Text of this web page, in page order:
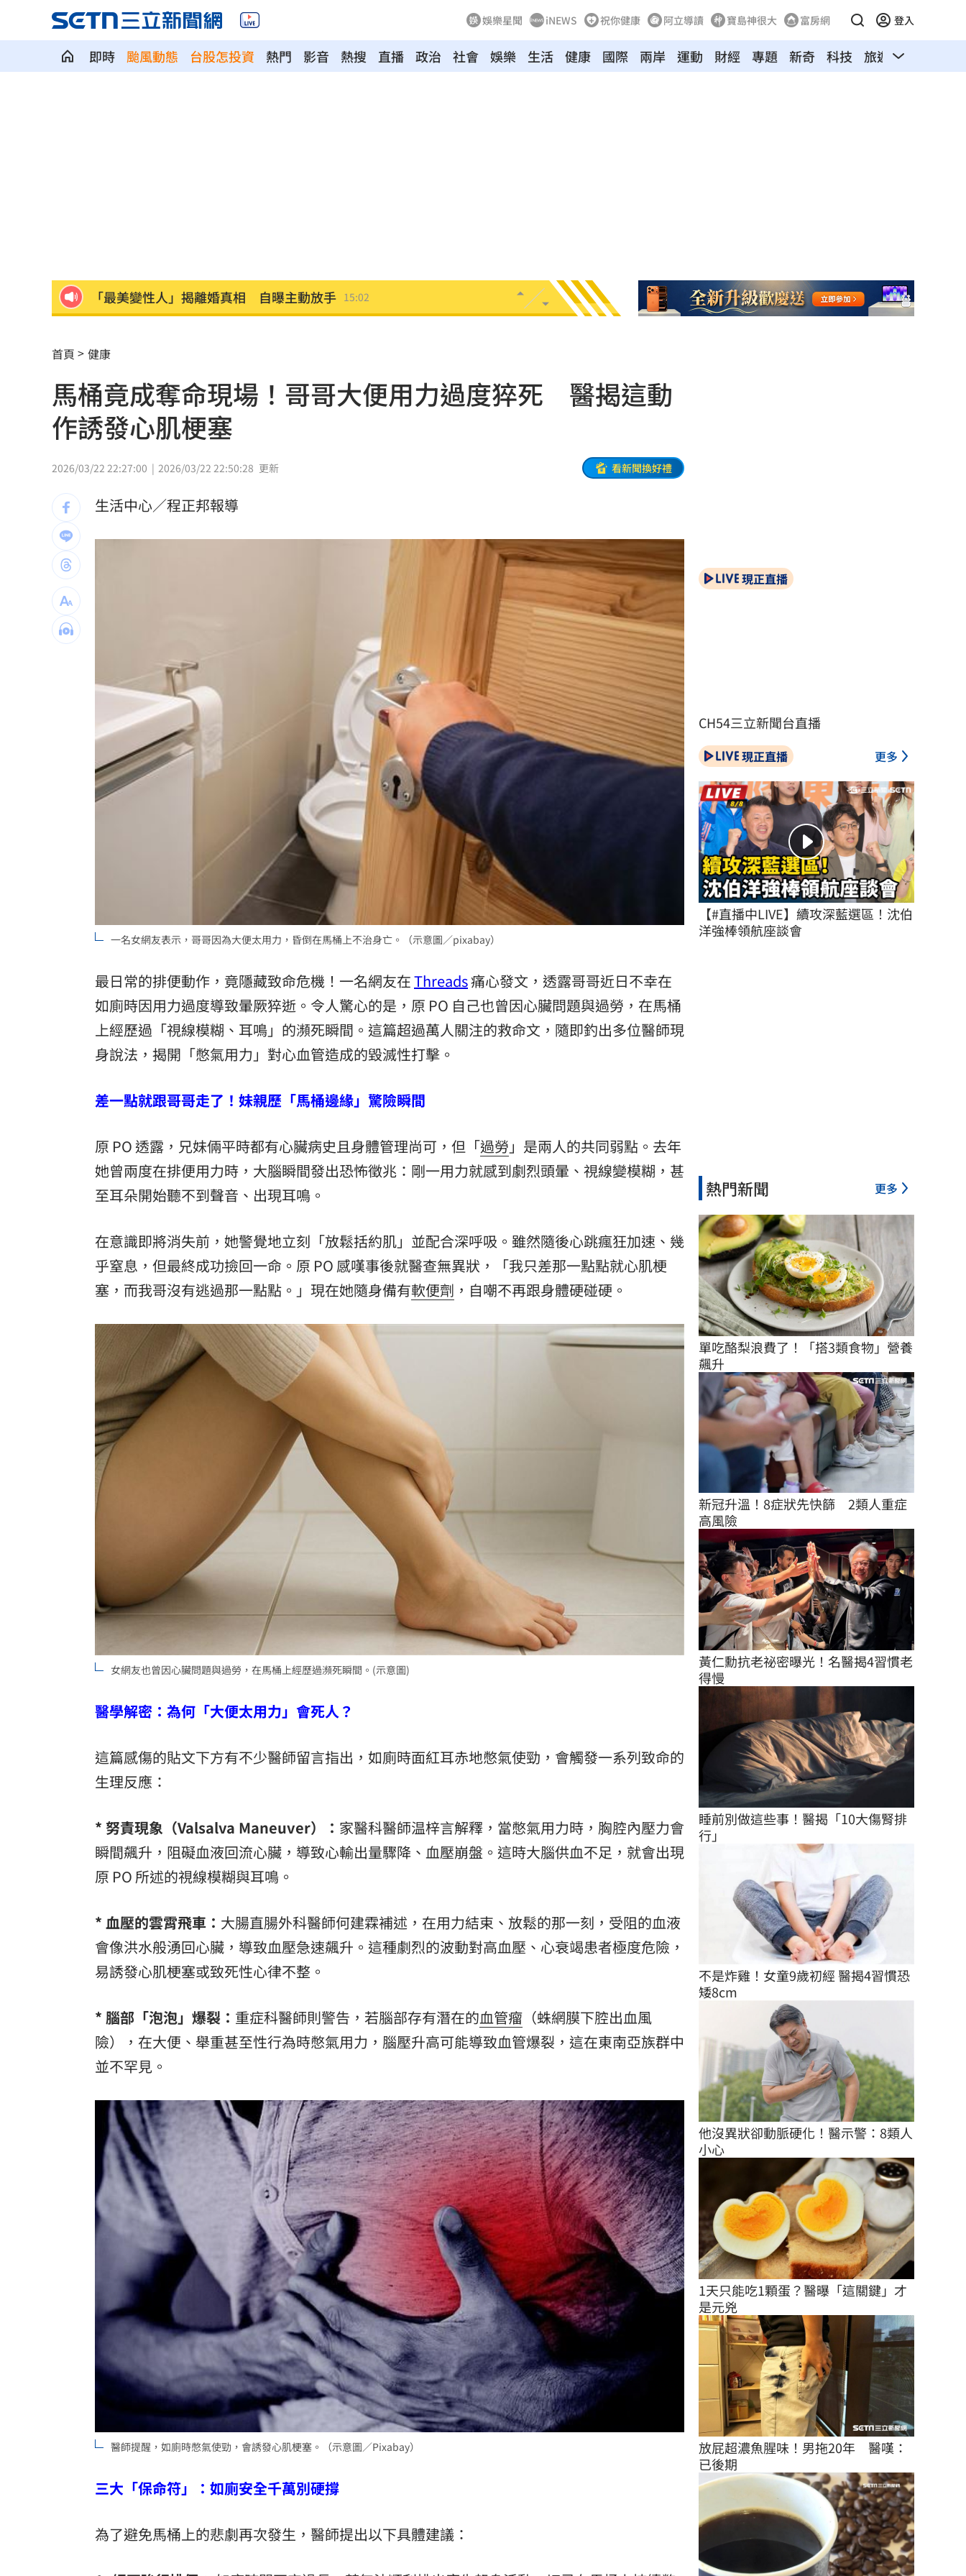
娛樂星聞 iNEWS 祝你健康 阿立導讀 寶島神很大 富房網 登入
即時 颱風動態 台股怎投資 熱門 影音 熱搜 直播 政治 社會 娛樂 生活 健康 國際 兩岸 運動 財經 專題 新奇 科技 旅遊 汽車
「最美變性人」揭離婚真相 自曝主動放手 15:02
結婚契機曝 HAHA「這一句話」讓星認定他
中秋不吃月餅！最黑蛋黃酥、老店蛋捲開搶 14:50
演活腦麻患者奪獎 柯淑勤愛女放話嗆媽媽
役男潛逃被抓曝悲慘處境！兄母入獄缺錢花
雨天鞋子濕「1錯誤習慣」香港腳黴菌狂長
非洲這國拒絕台灣護照入境 外交部發聲了 14:32
不斷更新／8日國籍航空、船班異動一次看 14:30
中國富婆加60場吻戲 短劇剛上線慘遭下架 14:28
亡妹慘遭公公毒手 表姊曝父親節悲傷現況 14:27
台灣彩券開獎直播中
15:27
三立iNEWS新聞台線上直播 18:00
AI時代！威力馬導入智慧營運系統提升效率 12:00
商場戰國來臨 台中「頂奢大道」逐漸成形 12:00
「拍片人的多重宇宙」職涯論壇9/12登場！ 10:30
8國球員齊聚高雄 Formosa 7s掀足球熱潮 10:00
理想混蛋號召粉絲跨海追星吃美食！ 18:15
首頁 健康
馬桶竟成奪命現場！哥哥大便用力過度猝死 醫揭這動
作誘發心肌梗塞
2026/03/22 22:27:00 2026/03/22 22:50:28 更新 看新聞換好禮
生活中心／程正邦報導
一名女網友表示，哥哥因為大便太用力，昏倒在馬桶上不治身亡。（示意圖／pixabay）
最日常的排便動作，竟隱藏致命危機！一名網友在Threads痛心發文，透露哥哥近日不幸在
如廁時因用力過度導致暈厥猝逝。令人驚心的是，原 PO 自己也曾因心臟問題與過勞，在馬桶
上經歷過「視線模糊、耳鳴」的瀕死瞬間。這篇超過萬人關注的救命文，隨即釣出多位醫師現
身說法，揭開「憋氣用力」對心血管造成的毀滅性打擊。
差一點就跟哥哥走了！妹親歷「馬桶邊緣」驚險瞬間
原 PO 透露，兄妹倆平時都有心臟病史且身體管理尚可，但「過勞 」是兩人的共同弱點。去年
她曾兩度在排便用力時，大腦瞬間發出恐怖徵兆：剛一用力就感到劇烈頭暈、視線變模糊，甚
至耳朵開始聽不到聲音、出現耳鳴。
在意識即將消失前，她警覺地立刻「放鬆括約肌」並配合深呼吸。雖然隨後心跳瘋狂加速、幾
乎窒息，但最終成功撿回一命。原 PO 感嘆事後就醫查無異狀，「我只差那一點點就心肌梗
塞 ，而我哥沒有逃過那一點點。」現在她隨身備有軟便劑 ，自嘲不再跟身體硬碰硬。
女網友也曾因心臟問題與過勞，在馬桶上經歷過瀕死瞬間。(示意圖)
醫學解密：為何「大便太用力」會死人？
這篇感傷的貼文下方有不少醫師留言指出，如廁時面紅耳赤地憋氣使勁，會觸發一系列致命的
生理反應：
* 努責現象（Valsalva Maneuver）： 家醫科醫師温梓言解釋，當憋氣用力時，胸腔內壓力會
瞬間飆升，阻礙血液回流心臟，導致心輸出量驟降、血壓崩盤。這時大腦供血不足，就會出現
原 PO 所述的視線模糊與耳鳴。
* 血壓的雲霄飛車： 大腸直腸外科醫師何建霖補述，在用力結束、放鬆的那一刻，受阻的血液
會像洪水般湧回心臟，導致血壓急速飆升。這種劇烈的波動對高血壓、心衰竭患者極度危險，
易誘發心肌梗塞或致死性心律不整。
* 腦部「泡泡」爆裂： 重症科醫師則警告，若腦部存有潛在的血管瘤 （蛛網膜下腔出血風
險），在大便、舉重甚至性行為時憋氣用力，腦壓升高可能導致血管爆裂，這在東南亞族群中
並不罕見。
醫師提醒，如廁時憋氣使勁，會誘發心肌梗塞。（示意圖／Pixabay）
三大「保命符」：如廁安全千萬別硬撐
為了避免馬桶上的悲劇再次發生，醫師提出以下具體建議：
現正直播
CH54三立新聞台直播
現正直播 更多
【#直播中LIVE】續攻深藍選區！沈伯
洋強棒領航座談會
熱門新聞 更多
單吃酪梨浪費了！「搭3類食物」營養
飆升
新冠升溫！8症狀先快篩　2類人重症
高風險
黃仁勳抗老祕密曝光！名醫揭4習慣老
得慢
睡前別做這些事！醫揭「10大傷腎排
行」
不是炸雞！女童9歲初經 醫揭4習慣恐
矮8cm
他沒異狀卻動脈硬化！醫示警：8類人
小心
1天只能吃1顆蛋？醫曝「這關鍵」才
是元兇
放屁超濃魚腥味！男拖20年　醫嘆：
已後期